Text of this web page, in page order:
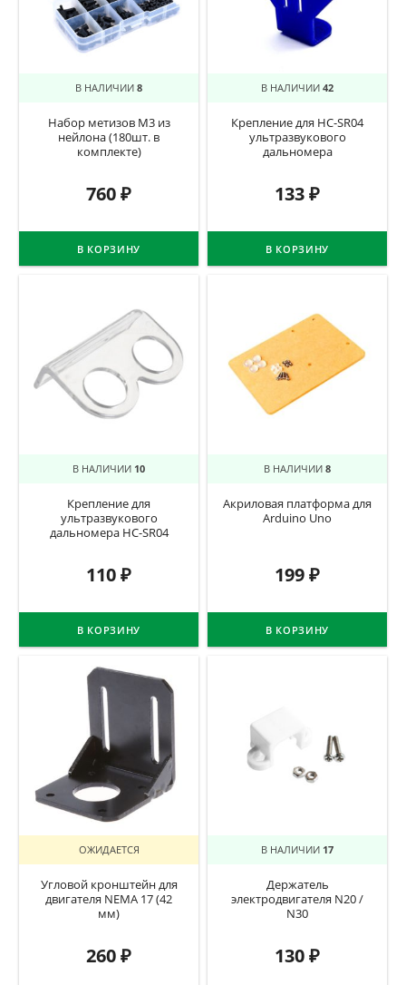
В НАЛИЧИИ 8
Набор метизов М3 из
нейлона (180шт. в
комплекте)
760₽
В КОРЗИНУ
В НАЛИЧИИ 42
Крепление для HC-SR04
ультразвукового
дальномера
133₽
В КОРЗИНУ
В НАЛИЧИИ 10
Крепление для
ультразвукового
дальномера HC-SR04
110₽
В КОРЗИНУ
В НАЛИЧИИ 8
Акриловая платформа для
Arduino Uno
199₽
В КОРЗИНУ
ОЖИДАЕТСЯ
Угловой кронштейн для
двигателя NEMA 17 (42
мм)
260₽
В НАЛИЧИИ 17
Держатель
электродвигателя N20 /
N30
130₽